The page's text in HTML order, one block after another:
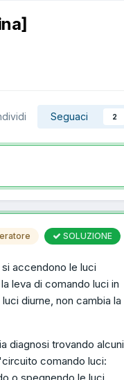
Seguaci 2
SOLUZIONE
accendono le luci
leva di comando luci in
diurne, non cambia la
diagnosi trovando alcuni
comando luci:
o spegnendo le luci,